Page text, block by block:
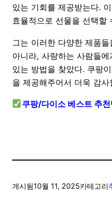
있는 기회를 제공받는다.
효율적으로 선물을 선택할
그는 이러한 다양한 제품
아니라, 사랑하는 사람들
있는 방법을 찾았다. 쿠팡
을 제공해주어서 더욱 감사
쿠팡/다이소 베스트 추
게시됨10월 11, 2025카테고리